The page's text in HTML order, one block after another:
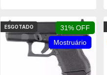
31% OFF
Mostruário
ESGOTADO